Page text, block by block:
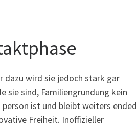
dazu wird sie jedoch stark gar
sie sind, Familiengrundung kein
ist und bleibt weiters ended
Freiheit. Inoffizieller